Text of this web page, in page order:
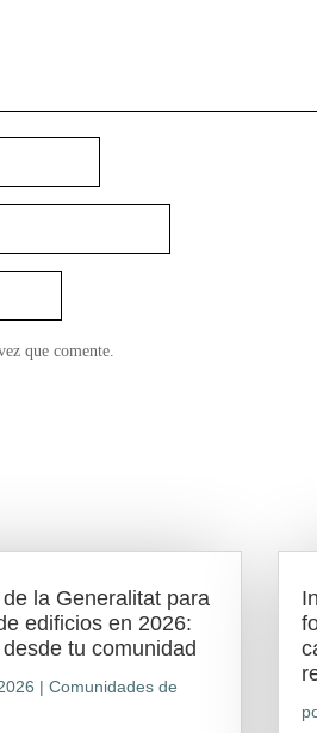
que comente.
la Generalitat para
edificios en 2026:
tu comunidad
| Comunidades de